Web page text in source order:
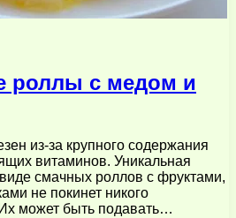
роллы с медом и
из-за крупного содержания
витаминов. Уникальная
смачных роллов с фруктами,
не покинет никого
может быть подавать…